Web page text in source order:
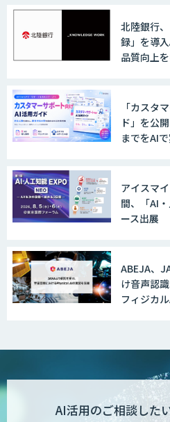
北陸銀行
録」を導
品質向上
「カスタ
ド」を公
までをAI
アイスマ
間、「AI
ース出展
ABEJA、
け音声認
フィジカ
AI活用のご相談した